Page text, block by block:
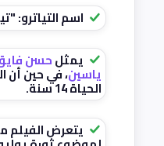
اسم التياترو:
يمثلحسن
ياسين، في حين أن
الحياة 14 سنة.
يتعرض الفيلم